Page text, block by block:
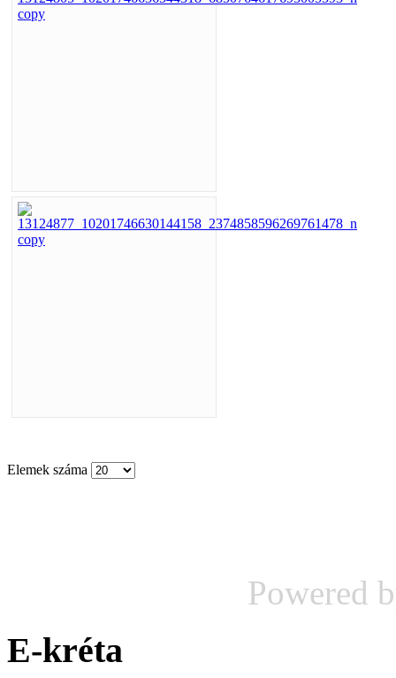
Elemek száma
Powered
E-kréta